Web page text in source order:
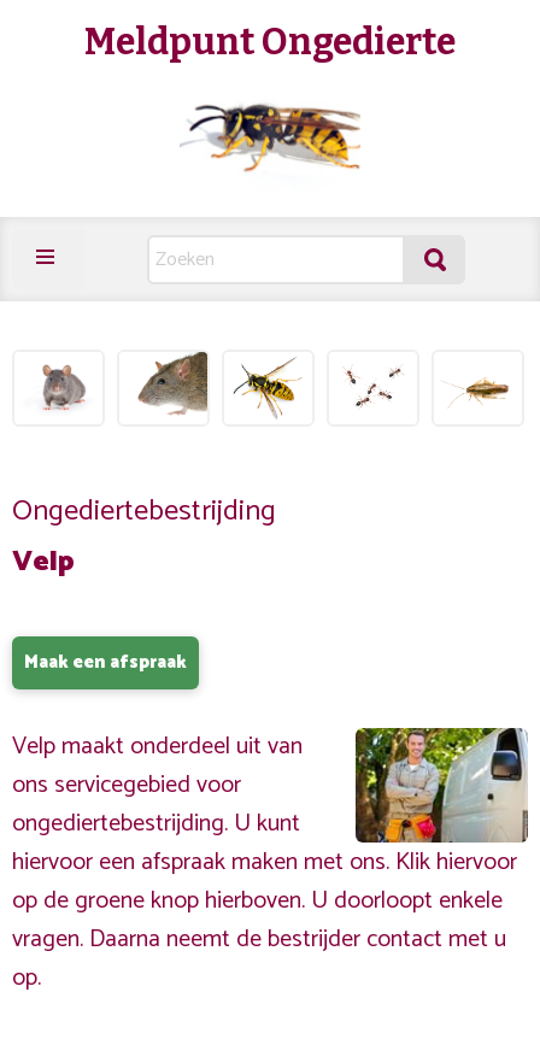
Meldpunt Ongedierte
Ongediertebestrijding
Velp
Maak een afspraak
Velp maakt onderdeel uit van
ons servicegebied voor
ongediertebestrijding. U kunt
hiervoor een afspraak maken met ons. Klik hiervoor
op de groene knop hierboven. U doorloopt enkele
vragen. Daarna neemt de bestrijder contact met u
op.